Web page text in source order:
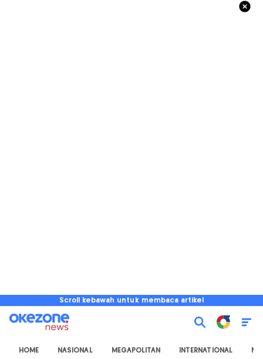
Scroll kebawah untuk membaca artikel
HOME NASIONAL MEGAPOLITAN INTERNATIONAL